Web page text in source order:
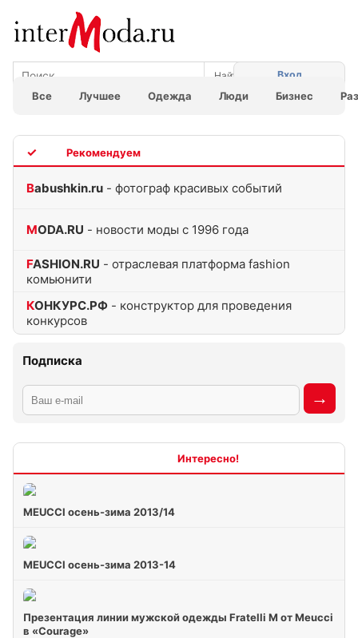
Все Лучшее Одежда Люди Бизнес
Вход
Babushkin.ru - фотограф красивых событий
MODA.RU - новости моды с 1996 года
FASHION.RU - отраслевая платформа fashion
комьюнити
КОНКУРС.РФ - конструктор для проведения
конкурсов
Подписка
MEUCCI осень-зима 2013/14
MEUCCI осень-зима 2013-14
Презентация линии мужской одежды Fratelli M от Meucci
в «Courage»